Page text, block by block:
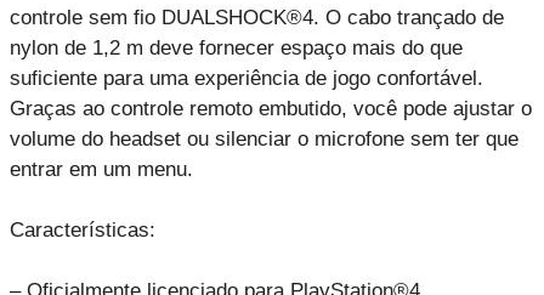
controle sem fio DUALSHOCK®4. O cabo trançado de
nylon de 1,2 m deve fornecer espaço mais do que
suficiente para uma experiência de jogo confortável.
Graças ao controle remoto embutido, você pode ajustar o
volume do headset ou silenciar o microfone sem ter que
entrar em um menu.
Características: